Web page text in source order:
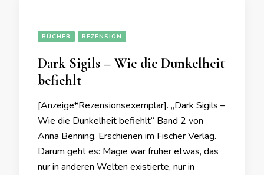
BÜCHER REZENSION
Dark Sigils – Wie die Dunkelheit
befiehlt
[Anzeige*Rezensionsexemplar]. „Dark Sigils –
Wie die Dunkelheit befiehlt“ Band 2 von
Anna Benning. Erschienen im Fischer Verlag.
Darum geht es: Magie war früher etwas, das
nur in anderen Welten existierte, nur in